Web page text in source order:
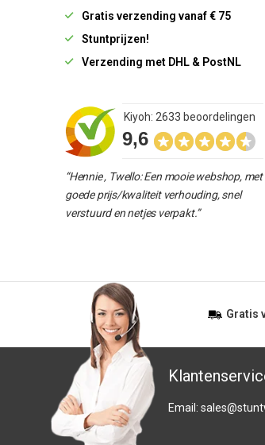
Gratis verzending vanaf € 75
Stuntprijzen!
Verzending met DHL & PostNL
9,6
Kiyoh: 2633 beoordelingen
“Hennie , Twello: Een mooie webshop, met
goede prijs/kwaliteit verhouding, snel
verstuurd en netjes verpakt.”
Gratis
Email: